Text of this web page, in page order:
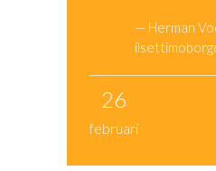
— Herman
26
februari